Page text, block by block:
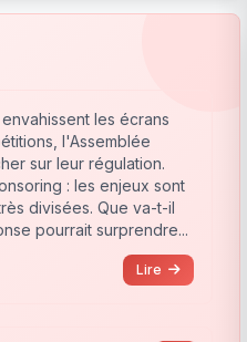
les écrans
l'Assemblée
sur leur régulation.
: les enjeux sont
divisées. Que va-t-il
pourrait surprendre...
Lire